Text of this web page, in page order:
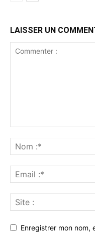
LAISSER UN
Enregistrer mon nom,